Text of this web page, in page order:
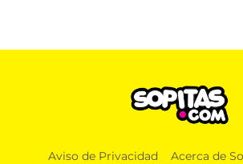
Aviso de Privacidad Acerca de